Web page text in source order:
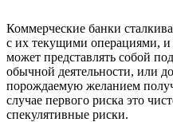
Коммерческие банки
с их текущими операциями,
может представлять собой
обычной деятельности, или
порождаемую желанием
случае первого риска это
спекулятивные риски.